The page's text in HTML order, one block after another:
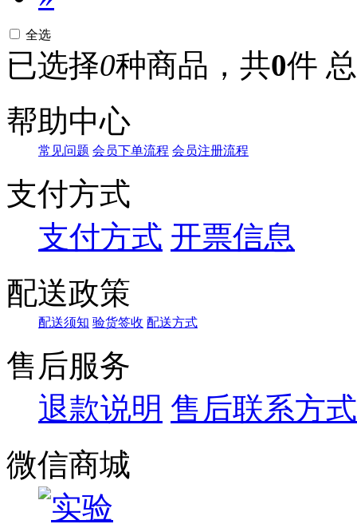
全选
已选择0种商品，共0件
帮助中心
常见问题 会员下单流程 会员注册流程
支付方式
支付方式 开票信息
配送政策
配送须知 验货签收 配送方式
售后服务
退款说明 售后联系方式
微信商城